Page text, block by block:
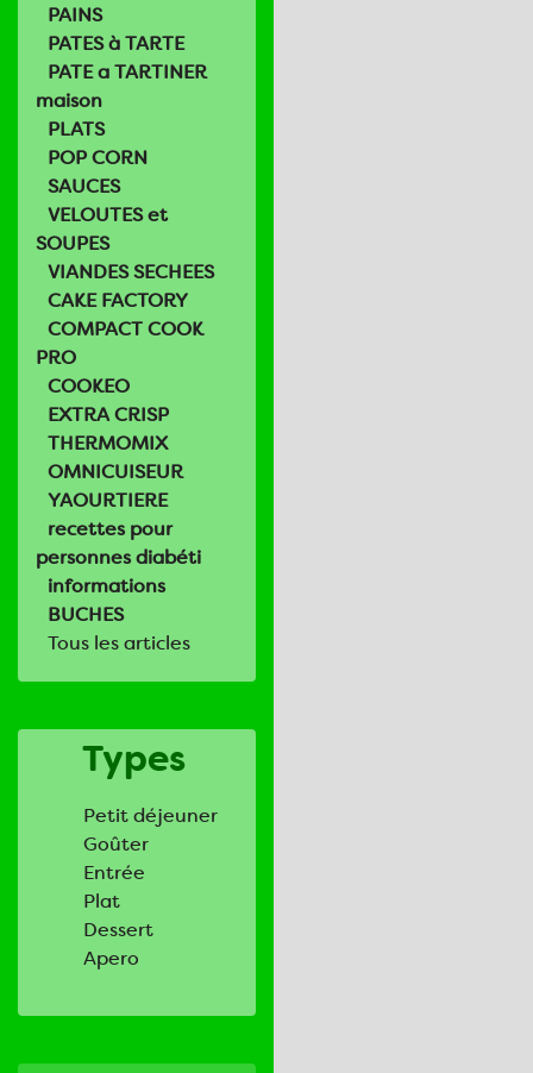
PAINS
PATES à TARTE
PATE a TARTINER
maison
PLATS
POP CORN
SAUCES
VELOUTES et
SOUPES
VIANDES SECHEES
CAKE FACTORY
COMPACT COOK
PRO
COOKEO
EXTRA CRISP
THERMOMIX
OMNICUISEUR
YAOURTIERE
recettes pour
personnes diabéti
informations
BUCHES
Tous les articles
Types
Petit déjeuner
Goûter
Entrée
Plat
Dessert
Apero